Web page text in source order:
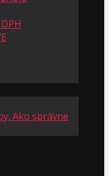
Ako správne